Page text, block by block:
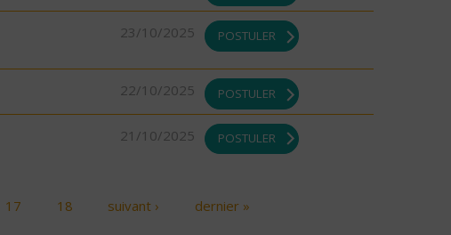
23/10/2025 POSTULER
22/10/2025 POSTULER
21/10/2025 POSTULER
17 18 suivant › dernier »